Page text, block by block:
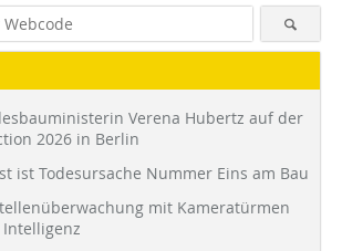
Verena Hubertz auf der
2026 in Berlin
ist Todesursache Nummer Eins am Bau
mit Kameratürmen